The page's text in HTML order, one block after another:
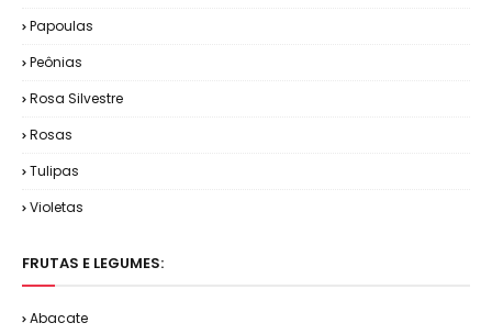
Papoulas
Peônias
Rosa Silvestre
Rosas
Tulipas
Violetas
FRUTAS E LEGUMES:
Abacate